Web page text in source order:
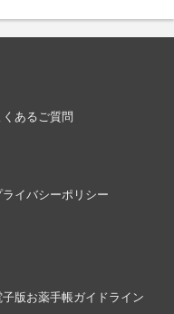
くあるご質問
ライバシーポリシー
子版お薬手帳ガイドライン